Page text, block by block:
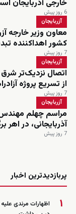
خارجی آذربایجان
6 روز پیش
آزربایجان
معاون وزیر خارجه
کشور اهداکننده
7 روز پیش
آزربایجان
اتصال نزدیک‌تر شرق
از تسریع پروژه
7 روز پیش
آزربایجان
مراسم چهلم
آذربایجانی، در اهر
7 روز پیش
پربازدیدترین اخبار
۱
اظهارات مرندی